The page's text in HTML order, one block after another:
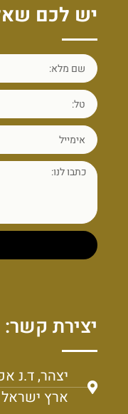
יש לכם
יצירת קשר:
ארץ ישראל